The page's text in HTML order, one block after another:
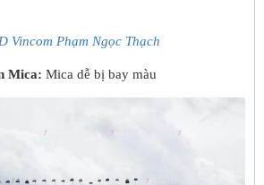
Vincom Phạm Ngọc Thạch
Mica: Mica dễ bị bay màu